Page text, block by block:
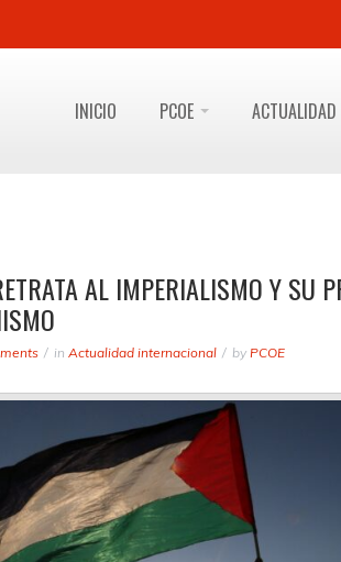
INICIO PCOE ACTUALIDAD
AL IMPERIALISMO Y SU
in Actualidad internacional by PCOE